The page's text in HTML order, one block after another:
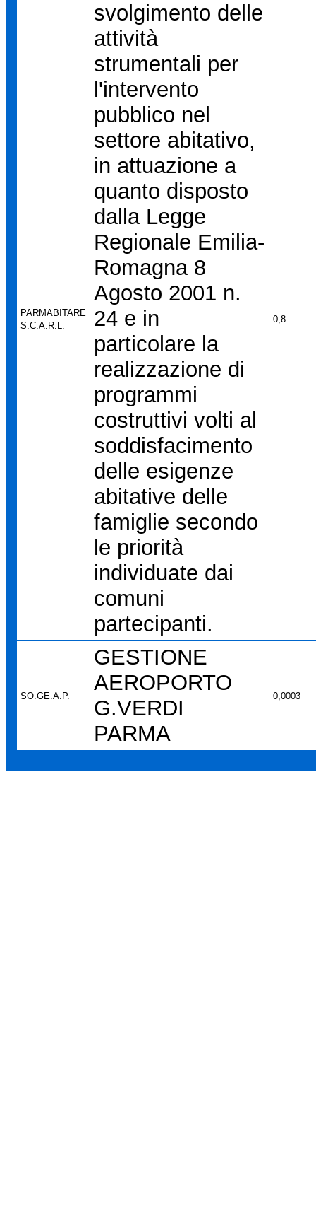
PARMABITARE
S.C.A.R.L.
svolgimento delle
attività
strumentali per
l'intervento
pubblico nel
settore abitativo,
in attuazione a
quanto disposto
dalla Legge
Regionale Emilia-
Romagna 8
Agosto 2001 n.
24 e in
particolare la
realizzazione di
programmi
costruttivi volti al
soddisfacimento
delle esigenze
abitative delle
famiglie secondo
le priorità
individuate dai
comuni
partecipanti.
0,8
SO.GE.A.P.
GESTIONE
AEROPORTO
G.VERDI
PARMA
0,0003